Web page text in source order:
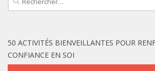
50 ACTIVITÉS BIENVEILLANTES POUR
CONFIANCE EN SOI